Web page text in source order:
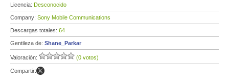
Licencia: Desconocido
Company: Sony Mobile Communications
Descargas totales: 64
Gentileza de: Shane_Parkar
Valoración: (0 votos)
Compartir: